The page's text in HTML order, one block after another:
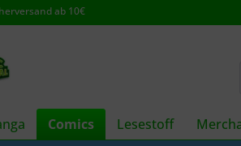
ab 10€
Comics Lesestoff